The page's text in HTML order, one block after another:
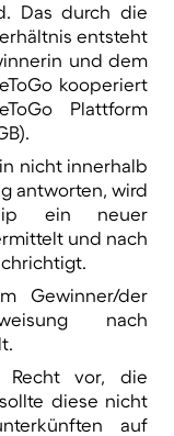
Das durch die
entsteht
und dem
kooperiert
Plattform
nicht innerhalb
antworten, wird
ein neuer
und nach
Gewinner/der
nach
Recht vor, die
diese nicht
auf